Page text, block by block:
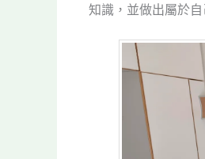
知識，並做出屬於